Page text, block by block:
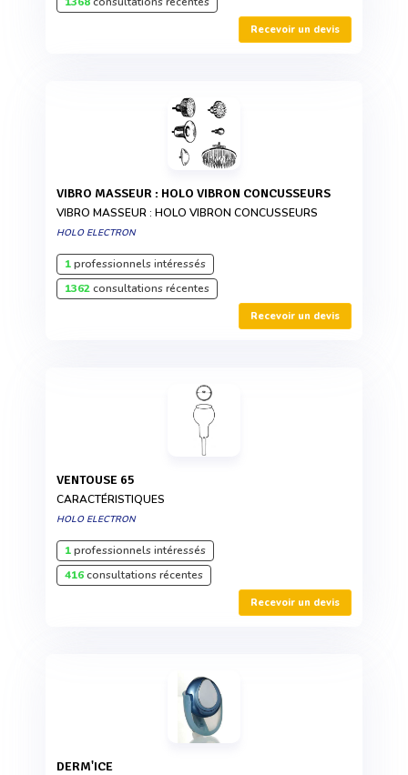
Recevoir un devis
VIBRO MASSEUR : HOLO VIBRON CONCUSSEURS
VIBRO MASSEUR : HOLO VIBRON CONCUSSEURS
HOLO ELECTRON
1professionnels intéressés
1362consultations récentes
Recevoir un devis
VENTOUSE 65
CARACTÉRISTIQUES
HOLO ELECTRON
1professionnels intéressés
416consultations récentes
Recevoir un devis
DERM'ICE